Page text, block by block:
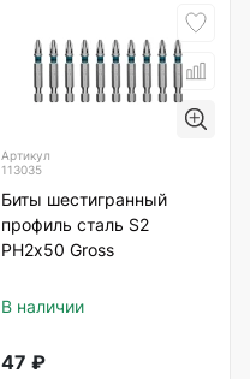
Артикул
113035
Биты шестигранный
профиль сталь S2
PH2х50 Gross
В наличии
47 ₽